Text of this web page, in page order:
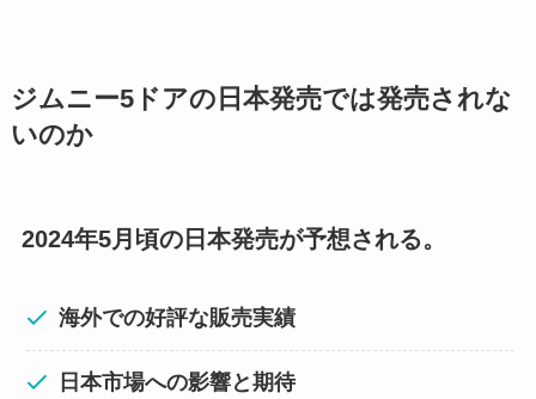
ジムニー5ドアの日本発売では発売されな
いのか
2024年5月頃の日本発売が予想される。
海外での好評な販売実績
日本市場への影響と期待